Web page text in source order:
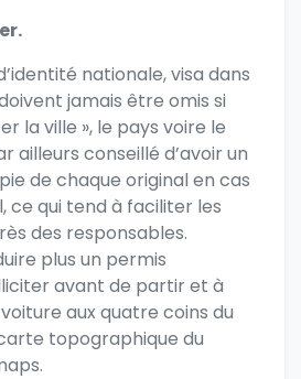
nationale, visa dans
jamais être omis si
la ville », le pays voire le
ailleurs conseillé d’avoir un
de chaque original en cas
ce qui tend à faciliter les
des responsables.
plus un permis
avant de partir et à
aux quatre coins du
topographique du
.